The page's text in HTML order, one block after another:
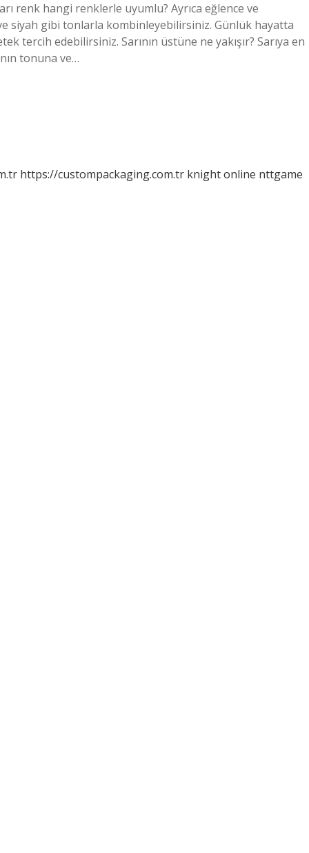
renk hangi renklerle uyumlu? Ayrıca eğlence ve
siyah gibi tonlarla kombinleyebilirsiniz. Günlük hayatta
tercih edebilirsiniz. Sarının üstüne ne yakışır? Sarıya en
tonuna ve…
https://custompackaging.com.tr knight online nttgame